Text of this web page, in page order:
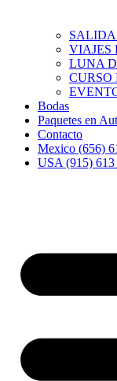
VIAJES
LUNA
CURSO
Bodas
Paquetes en
Contacto
Mexico (656)
USA (915) 613